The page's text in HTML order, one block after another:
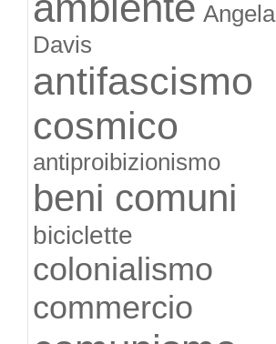
Angela
Davis
antifascismo
cosmico
antiproibizionismo
beni comuni
biciclette
colonialismo
commercio